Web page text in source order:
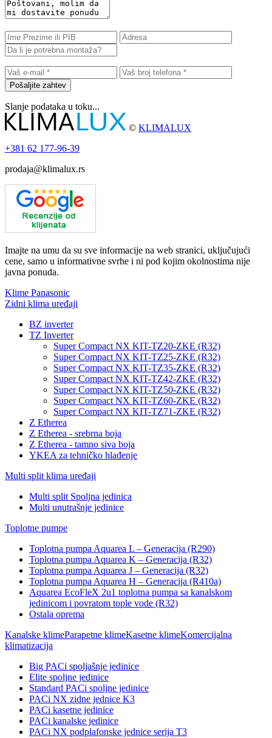
Pošaljite zahtev
Slanje podataka u toku...
© KLIMALUX
+381 62 177-96-39
prodaja@klimalux.rs
Imajte na umu da su sve informacije na web stranici, uključujući
cene, samo u informativne svrhe i ni pod kojim okolnostima nije
javna ponuda.
Klime Panasonic
Zidni klima uređaji
BZ inverter
TZ Inverter
Super Compact NX KIT-TZ20-ZKE (R32)
Super Compact NX KIT-TZ25-ZKE (R32)
Super Compact NX KIT-TZ35-ZKE (R32)
Super Compact NX KIT-TZ42-ZKE (R32)
Super Compact NX KIT-TZ50-ZKE (R32)
Super Compact NX KIT-TZ60-ZKE (R32)
Super Compact NX KIT-TZ71-ZKE (R32)
Z Etherea
Z Etherea - srebrna boja
Z Etherea - tamno siva boja
YKEA za tehničko hlađenje
Multi split klima uređaji
Multi split Spoljna jedinica
Multi unutrašnje jedinice
Toplotne pumpe
Toplotna pumpa Aquarea L – Generacija (R290)
Toplotna pumpa Aquarea K – Generacija (R32)
Toplotna pumpa Aquarea J – Generacija (R32)
Toplotna pumpa Aquarea H – Generacija (R410a)
Aquarea EcoFleX 2u1 toplotna pumpa sa kanalskom
jedinicom i povratom tople vode (R32)
Ostala oprema
Kanalske klimeParapetne klimeKasetne klimeKomercijalna
klimatizacija
Big PACi spoljašnje jedinice
Elite spoljne jedinice
Standard PACi spoljne jedinice
PACi NX zidne jednice K3
PACi kasetne jedinice
PACi kanalske jedinice
PACi NX podplafonske jednice serija T3